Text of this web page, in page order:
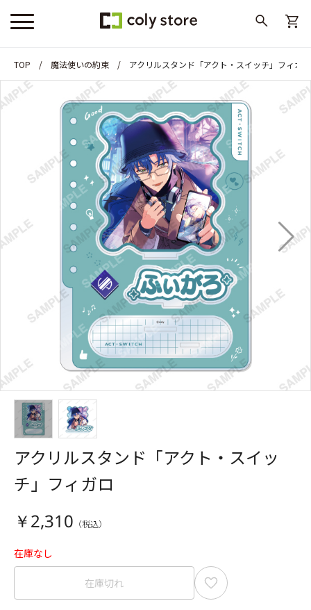
TOP 魔法使いの約束 アクリルスタンド「アクト・スイッチ」フィガロ
アクリルスタンド「アクト・スイッ
チ」フィガロ
￥2,310
在庫なし
在庫切れ